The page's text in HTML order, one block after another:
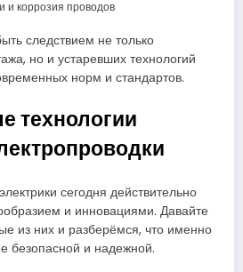
и коррозия проводов
следствием не только
но и устаревших технологий
норм и стандартов.
технологии
сегодня действительно
и инновациями. Давайте
из них и разберёмся, что именно
безопасной и надежной.